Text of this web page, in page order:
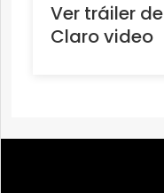
Ver tráiler de
Claro video